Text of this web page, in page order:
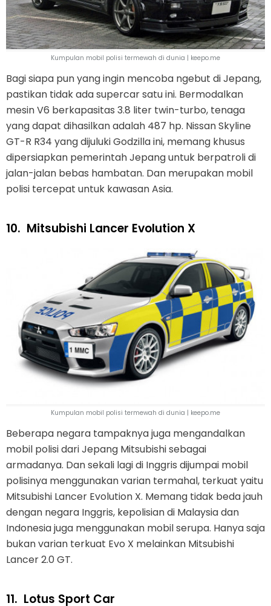
Kumpulan mobil polisi termewah di dunia | keepo.me
Bagi siapa pun yang ingin mencoba ngebut di Jepang,
pastikan tidak ada supercar satu ini. Bermodalkan
mesin V6 berkapasitas 3.8 liter twin-turbo, tenaga
yang dapat dihasilkan adalah 487 hp. Nissan Skyline
GT-R R34 yang dijuluki Godzilla ini, memang khusus
dipersiapkan pemerintah Jepang untuk berpatroli di
jalan-jalan bebas hambatan. Dan merupakan mobil
polisi tercepat untuk kawasan Asia.
10. Mitsubishi Lancer Evolution X
Kumpulan mobil polisi termewah di dunia | keepo.me
Beberapa negara tampaknya juga mengandalkan
mobil polisi dari Jepang Mitsubishi sebagai
armadanya. Dan sekali lagi di Inggris dijumpai mobil
polisinya menggunakan varian termahal, terkuat yaitu
Mitsubishi Lancer Evolution X. Memang tidak beda jauh
dengan negara Inggris, kepolisian di Malaysia dan
Indonesia juga menggunakan mobil serupa. Hanya saja
bukan varian terkuat Evo X melainkan Mitsubishi
Lancer 2.0 GT.
11. Lotus Sport Car